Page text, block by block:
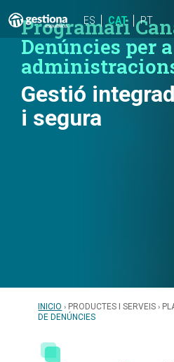
ES CAT PT
Programari
Denúncies per a
Gestió
i segura
INICIO PRODUCTES I SERVEIS
DE DENÚNCIES